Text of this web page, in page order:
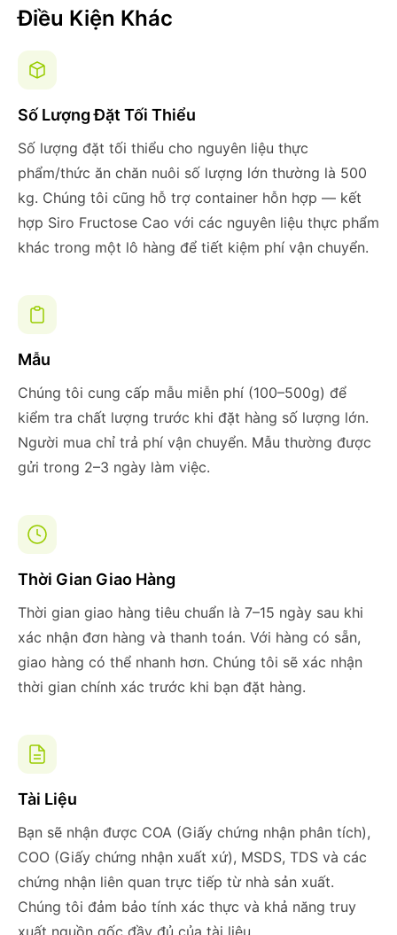
Điều Kiện Khác
Số Lượng Đặt Tối Thiểu
Số lượng đặt tối thiểu cho nguyên liệu thực
phẩm/thức ăn chăn nuôi số lượng lớn thường là 500
kg. Chúng tôi cũng hỗ trợ container hỗn hợp — kết
hợp Siro Fructose Cao với các nguyên liệu thực phẩm
khác trong một lô hàng để tiết kiệm phí vận chuyển.
Mẫu
Chúng tôi cung cấp mẫu miễn phí (100–500g) để
kiểm tra chất lượng trước khi đặt hàng số lượng lớn.
Người mua chỉ trả phí vận chuyển. Mẫu thường được
gửi trong 2–3 ngày làm việc.
Thời Gian Giao Hàng
Thời gian giao hàng tiêu chuẩn là 7–15 ngày sau khi
xác nhận đơn hàng và thanh toán. Với hàng có sẵn,
giao hàng có thể nhanh hơn. Chúng tôi sẽ xác nhận
thời gian chính xác trước khi bạn đặt hàng.
Tài Liệu
Bạn sẽ nhận được COA (Giấy chứng nhận phân tích),
COO (Giấy chứng nhận xuất xứ), MSDS, TDS và các
chứng nhận liên quan trực tiếp từ nhà sản xuất.
Chúng tôi đảm bảo tính xác thực và khả năng truy
xuất nguồn gốc đầy đủ của tài liệu.